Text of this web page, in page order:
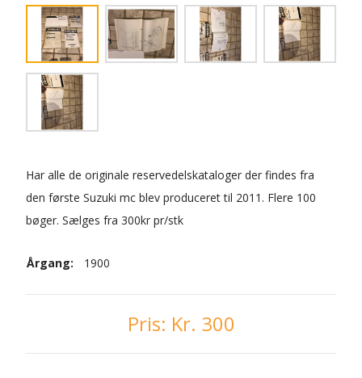
Har alle de originale reservedelskataloger der findes fra
den første Suzuki mc blev produceret til 2011. Flere 100
bøger. Sælges fra 300kr pr/stk
Årgang: 1900
Pris: Kr. 300